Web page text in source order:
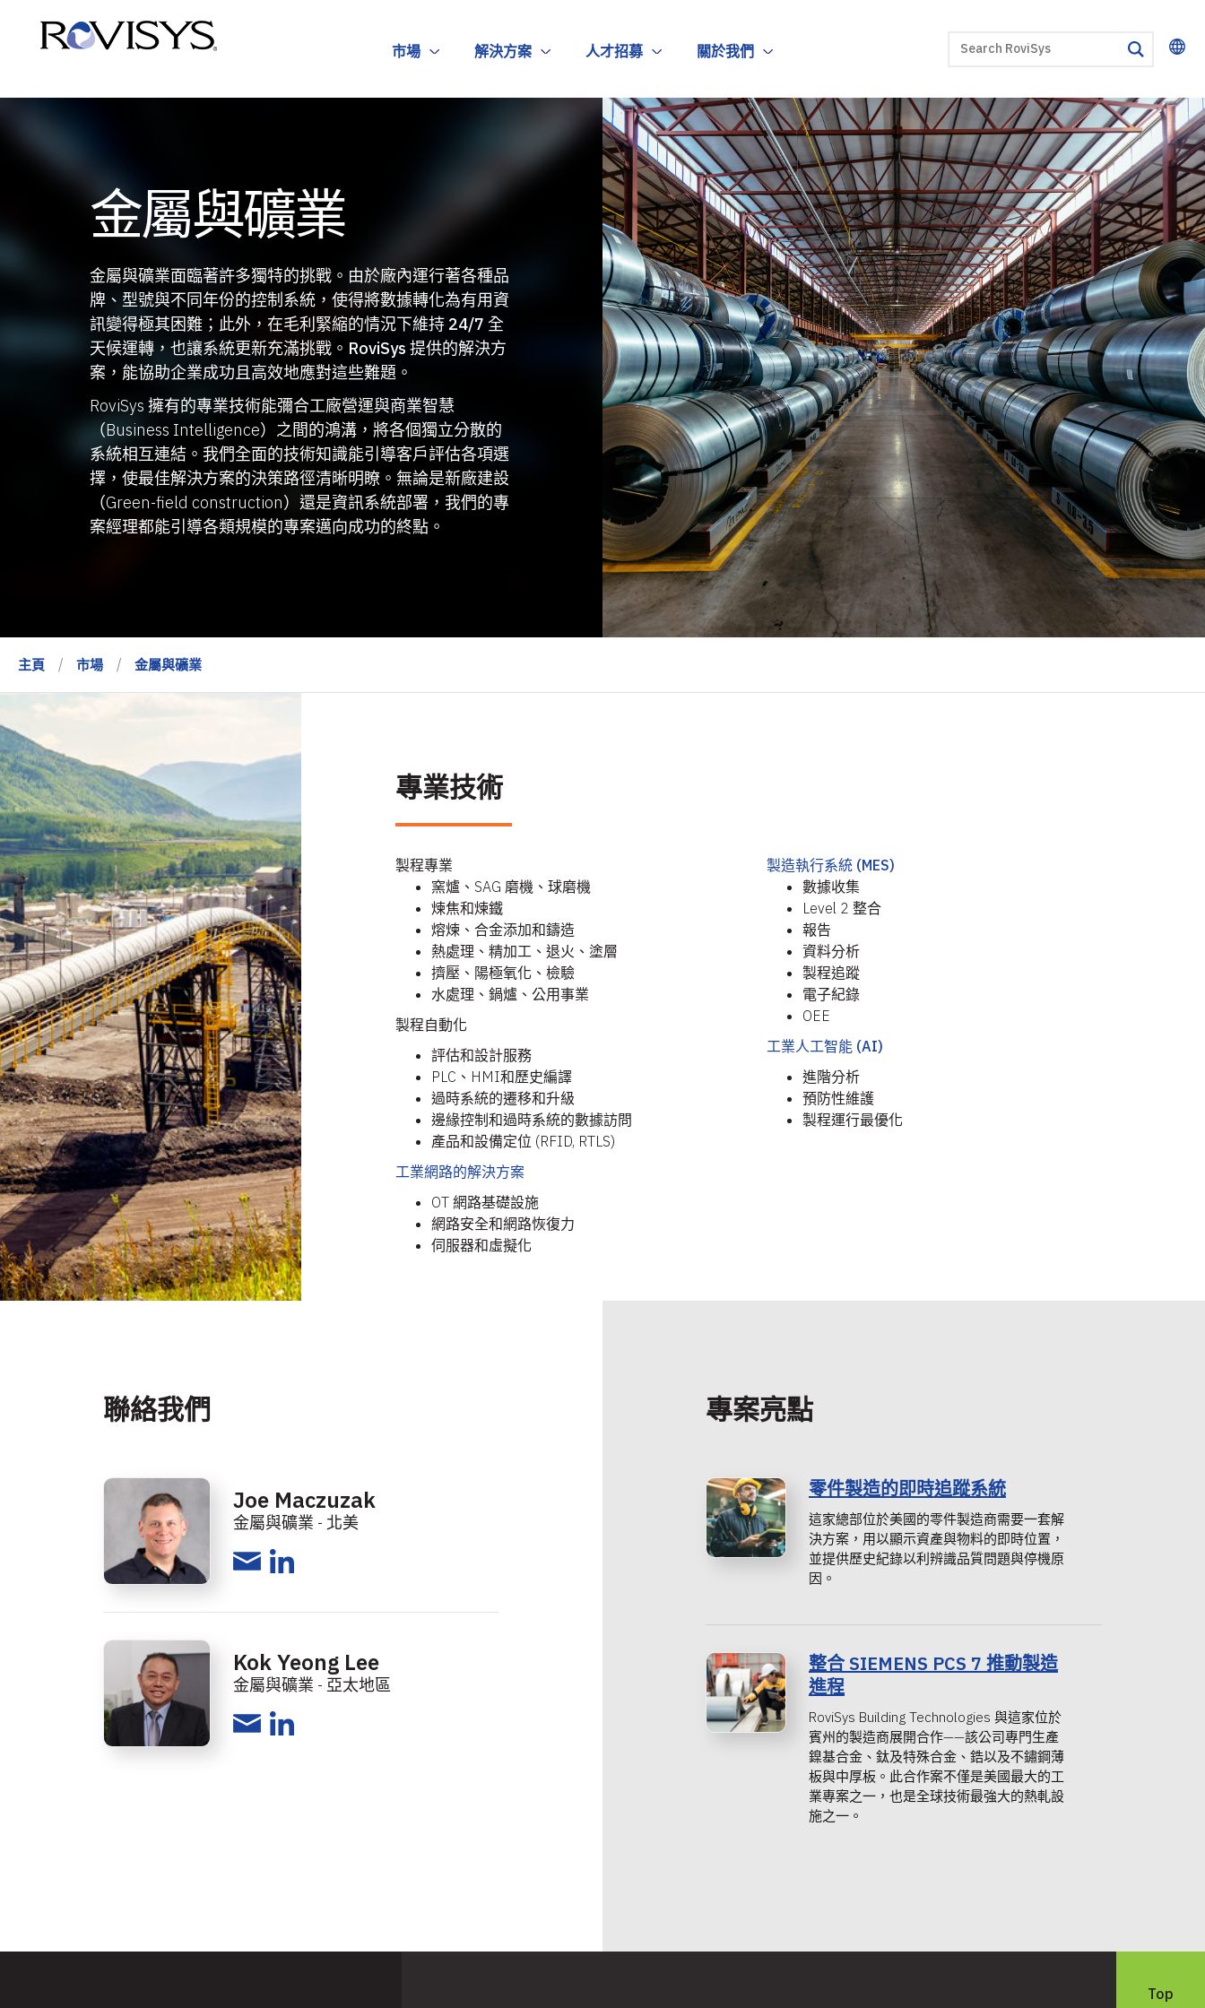
市場 解決方案 人才招募 關於我們
search
金屬與礦業
金屬與礦業面臨著許多獨特的挑戰。由於廠內運行著各種品
牌、型號與不同年份的控制系統，使得將數據轉化為有用資
訊變得極其困難；此外，在毛利緊縮的情況下維持 24/7 全
天候運轉，也讓系統更新充滿挑戰。RoviSys 提供的解決方
案，能協助企業成功且高效地應對這些難題。
RoviSys 擁有的專業技術能彌合工廠營運與商業智慧
（Business Intelligence）之間的鴻溝，將各個獨立分散的
系統相互連結。我們全面的技術知識能引導客戶評估各項選
擇，使最佳解決方案的決策路徑清晰明瞭。無論是新廠建設
（Green-field construction）還是資訊系統部署，我們的專
案經理都能引導各類規模的專案邁向成功的終點。
主頁 市場 金屬與礦業
專業技術
製程專業
窯爐、SAG 磨機、球磨機
煉焦和煉鐵
熔煉、合金添加和鑄造
熱處理、精加工、退火、塗層
擠壓、陽極氧化、檢驗
水處理、鍋爐、公用事業
製程自動化
評估和設計服務
PLC、HMI和歷史編譯
過時系統的遷移和升級
邊緣控制和過時系統的數據訪問
產品和設備定位 (RFID, RTLS)
工業網路的解決方案
OT 網路基礎設施
網路安全和網路恢復力
伺服器和虛擬化
製造執行系統 (MES)
數據收集
Level 2 整合
報告
資料分析
製程追蹤
電子紀錄
OEE
工業人工智能 (AI)
進階分析
預防性維護
製程運行最優化
聯絡我們
Joe Maczuzak
金屬與礦業 - 北美
Kok Yeong Lee
金屬與礦業 - 亞太地區
專案亮點
零件製造的即時追蹤系統
這家總部位於美國的零件製造商需要一套解
決方案，用以顯示資產與物料的即時位置，
並提供歷史紀錄以利辨識品質問題與停機原
因。
整合 SIEMENS PCS 7 推動製造
進程
RoviSys Building Technologies 與這家位於
賓州的製造商展開合作——該公司專門生產
鎳基合金、鈦及特殊合金、鋯以及不鏽鋼薄
板與中厚板。此合作案不僅是美國最大的工
業專案之一，也是全球技術最強大的熱軋設
施之一。
Top